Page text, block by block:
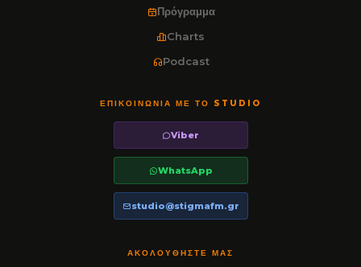
Πρόγραμμα
Charts
Podcast
ΕΠΙΚΟΙΝΩΝΊΑ ΜΕ ΤΟ STUDIO
Viber
WhatsApp
studio@stigmafm.gr
ΑΚΟΛΟΥΘΉΣΤΕ ΜΑΣ